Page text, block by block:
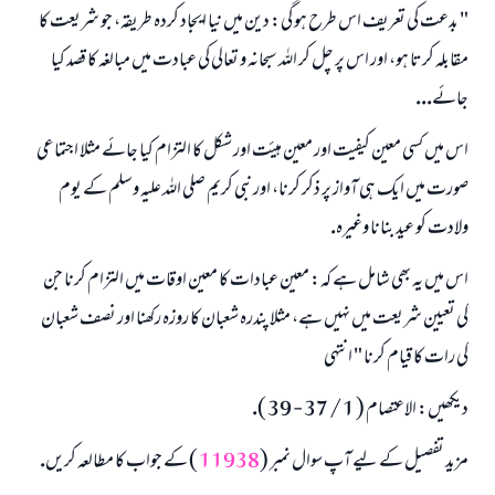
" بدعت كى تعريف اس طرح ہو گى: دين ميں نيا ايجاد كردہ طريقہ، جو شريعت كا
مقابلہ كرتا ہو، اور اس پر چل كر اللہ سبحانہ و تعالى كى عبادت ميں مبالغہ كا قصد كيا
جائے...
اس ميں كسى معين كيفيت اور معين ہيئت اور شكل كا التزام كيا جائے مثلا اجتماعى
صورت ميں ايك ہى آواز پر ذكر كرنا، اور نبى كريم صلى اللہ عليہ وسلم كے يوم
ولادت كو عيد بنانا وغيرہ.
اس ميں يہ بھى شامل ہے كہ: معين عبادات كا معين اوقات ميں التزام كرنا جن
كى تعيين شريعت ميں نہيں ہے، مثلا پندرہ شعبان كا روزہ ركھنا اور نصف شعبان
كى رات كا قيام كرنا " انتہى
ديكھيں: الاعتصام ( 1 / 37 - 39 ).
مزيد تفصيل كے ليے آپ سوال نمبر (11938) كے جواب كا مطالعہ كريں.